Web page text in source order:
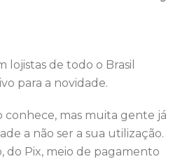
lojistas de todo o Brasil
para a novidade.
conhece, mas muita gente já
a não ser a sua utilização.
do Pix, meio de pagamento